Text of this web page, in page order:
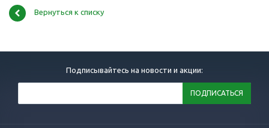
Вернуться к списку
Подписывайтесь на новости и акции: